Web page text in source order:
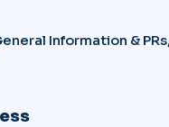
Information &